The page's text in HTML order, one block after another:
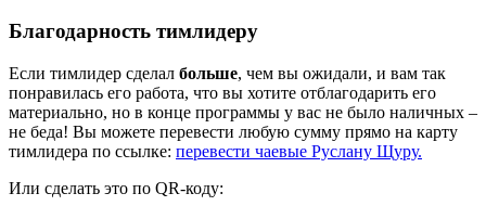
Благодарность тимлидеру
Если тимлидер сделал больше, чем вы ожидали, и вам так
понравилась его работа, что вы хотите отблагодарить его
материально, но в конце программы у вас не было наличных –
не беда! Вы можете перевести любую сумму прямо на карту
тимлидера по ссылке: перевести чаевые Руслану Щуру.
Или сделать это по QR-коду: